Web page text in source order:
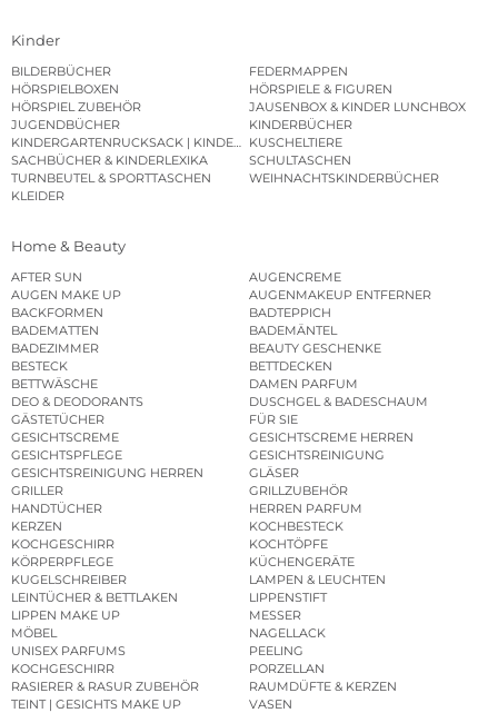
Kinder
BILDERBÜCHER
FEDERMAPPEN
HÖRSPIELBOXEN
HÖRSPIELE & FIGUREN
HÖRSPIEL ZUBEHÖR
JAUSENBOX & KINDER LUNCHBOX
JUGENDBÜCHER
KINDERBÜCHER
KINDERGARTENRUCKSACK | KINDERGARTENBEUTEL
KUSCHELTIERE
SACHBÜCHER & KINDERLEXIKA
SCHULTASCHEN
TURNBEUTEL & SPORTTASCHEN
WEIHNACHTSKINDERBÜCHER
KLEIDER
Home & Beauty
AFTER SUN
AUGENCREME
AUGEN MAKE UP
AUGENMAKEUP ENTFERNER
BACKFORMEN
BADTEPPICH
BADEMATTEN
BADEMÄNTEL
BADEZIMMER
BEAUTY GESCHENKE
BESTECK
BETTDECKEN
BETTWÄSCHE
DAMEN PARFUM
DEO & DEODORANTS
DUSCHGEL & BADESCHAUM
GÄSTETÜCHER
FÜR SIE
GESICHTSCREME
GESICHTSCREME HERREN
GESICHTSPFLEGE
GESICHTSREINIGUNG
GESICHTSREINIGUNG HERREN
GLÄSER
GRILLER
GRILLZUBEHÖR
HANDTÜCHER
HERREN PARFUM
KERZEN
KOCHBESTECK
KOCHGESCHIRR
KOCHTÖPFE
KÖRPERPFLEGE
KÜCHENGERÄTE
KUGELSCHREIBER
LAMPEN & LEUCHTEN
LEINTÜCHER & BETTLAKEN
LIPPENSTIFT
LIPPEN MAKE UP
MESSER
MÖBEL
NAGELLACK
UNISEX PARFUMS
PEELING
KOCHGESCHIRR
PORZELLAN
RASIERER & RASUR ZUBEHÖR
RAUMDÜFTE & KERZEN
TEINT | GESICHTS MAKE UP
VASEN